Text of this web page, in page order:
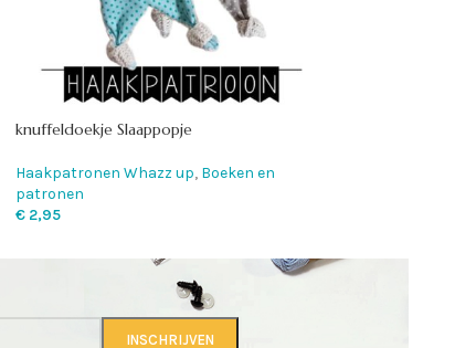
knuffeldoekje Slaappopje
Haakpatronen Whazz up, Boeken en
patronen
€2,95